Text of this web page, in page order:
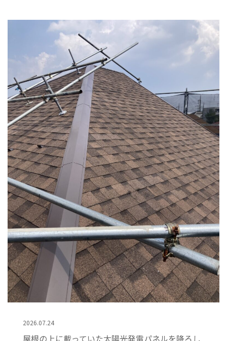
2026.07.24
屋根の上に載っていた太陽光発電パネルを降ろし